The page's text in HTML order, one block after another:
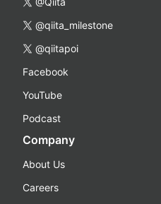
@qiita_milestone
@qiitapoi
Facebook
YouTube
Podcast
Company
About Us
Careers